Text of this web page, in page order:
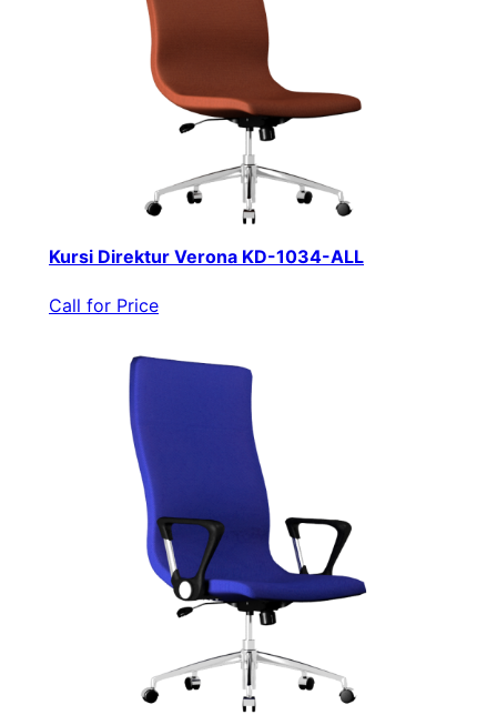
Kursi Direktur Verona KD-1034-ALL
Call for Price